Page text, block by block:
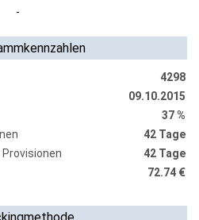
-
4298
09.10.2015
37 %
42 Tage
42 Tage
72.74 €